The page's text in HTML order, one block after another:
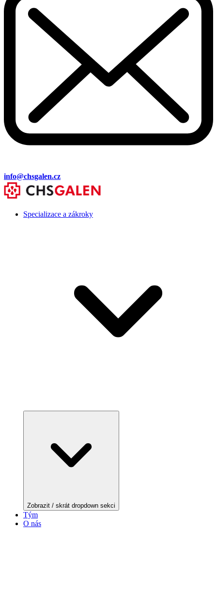
info@chsgalen.cz
Specializace a zákroky
Zobrazit / skrát dropdown sekci
Tým
O nás